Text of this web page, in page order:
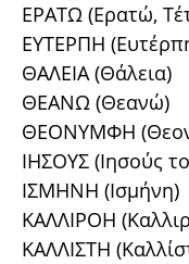
ΕΡΑΤΩ (Ερατώ,
ΕΥΤΕΡΠΗ
ΘΑΛΕΙΑ (Θάλεια)
ΘΕΑΝΩ (Θεανώ)
ΘΕΟΝΥΜΦΗ
ΙΗΣΟΥΣ (Ιησούς
ΙΣΜΗΝΗ (Ισμήνη)
ΚΑΛΛΙΡΟΗ
ΚΑΛΛΙΣΤΗ